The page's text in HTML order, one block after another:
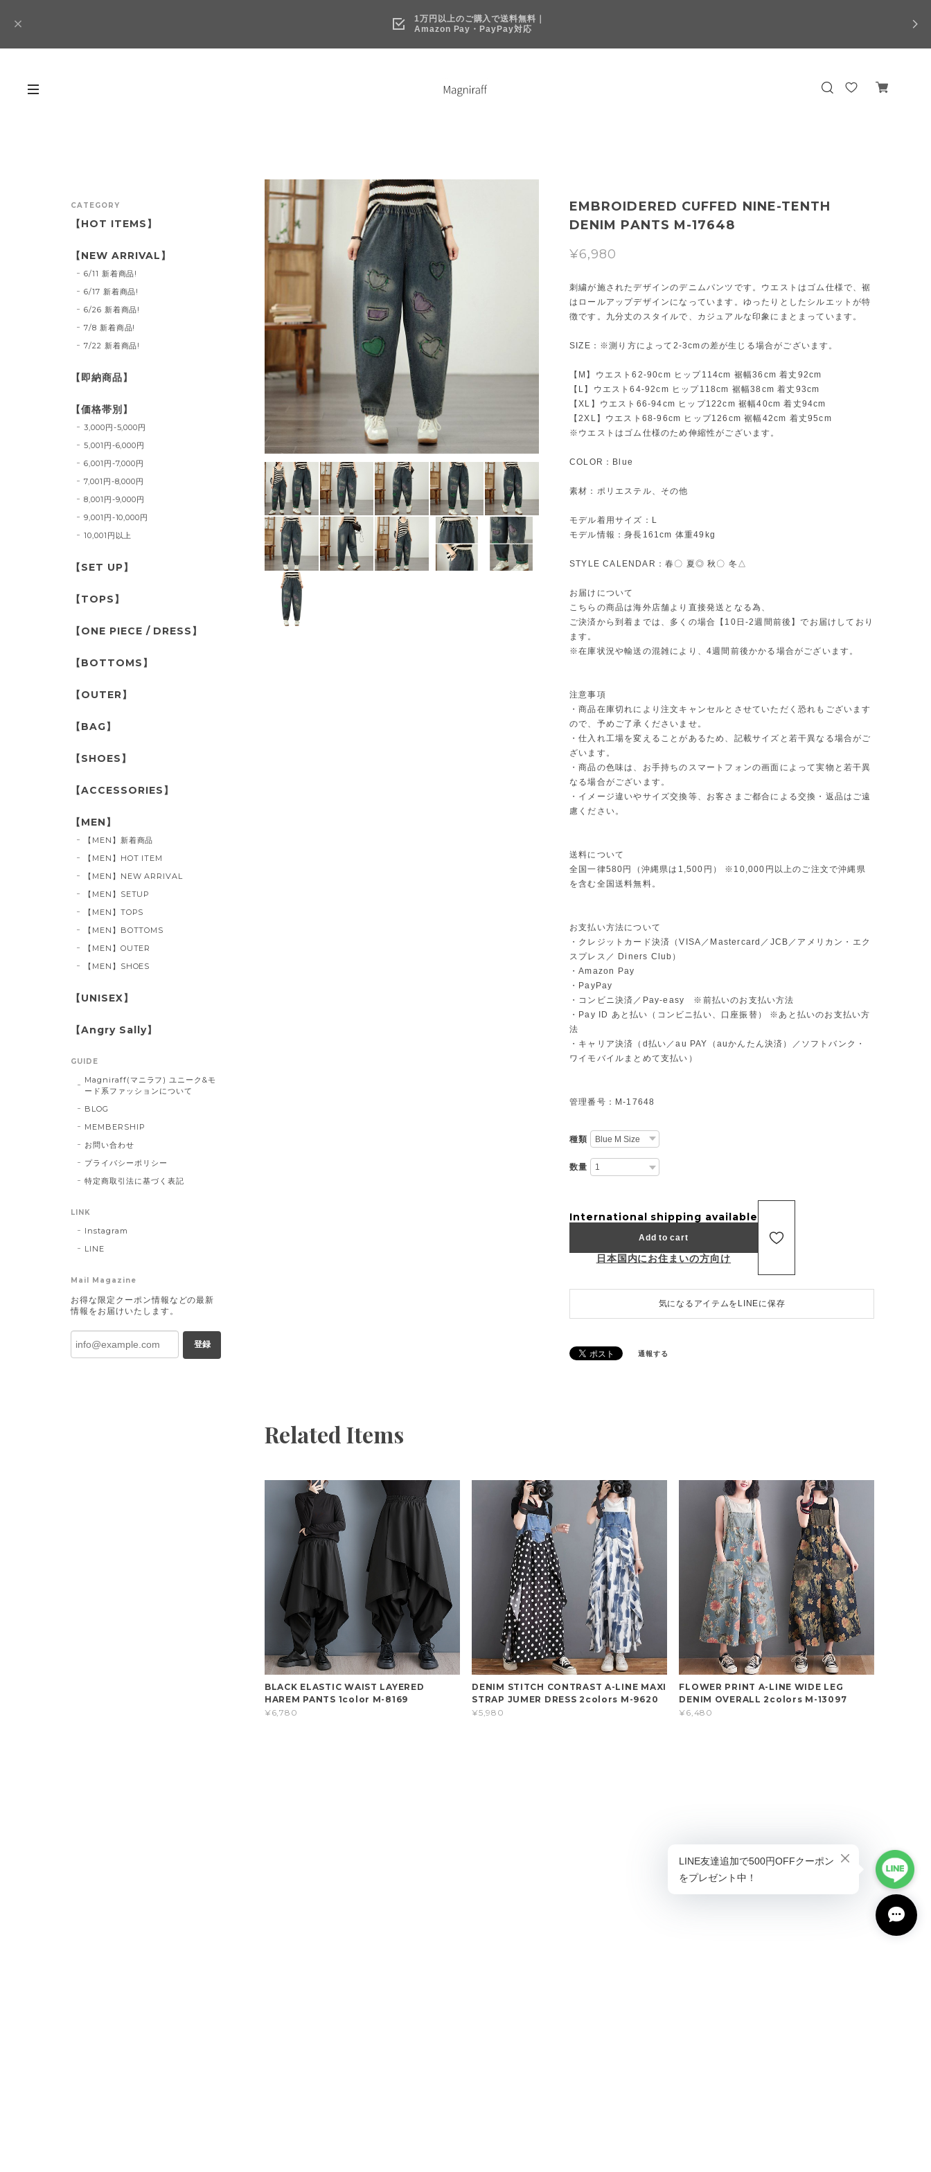
1万円以上のご購入で送料無料｜
Amazon Pay・PayPay対応
EMBROIDERED CUFFED NINE-TENTH
DENIM PANTS M-17648
¥6,980
刺繍が施されたデザインのデニムパンツです。ウエストはゴム仕様で、裾
はロールアップデザインになっています。ゆったりとしたシルエットが特
徴です。九分丈のスタイルで、カジュアルな印象にまとまっています。
SIZE：※測り方によって2-3cmの差が生じる場合がございます。
【M】ウエスト62-90cm ヒップ114cm 裾幅36cm 着丈92cm
【L】ウエスト64-92cm ヒップ118cm 裾幅38cm 着丈93cm
【XL】ウエスト66-94cm ヒップ122cm 裾幅40cm 着丈94cm
【2XL】ウエスト68-96cm ヒップ126cm 裾幅42cm 着丈95cm
※ウエストはゴム仕様のため伸縮性がございます。
COLOR：Blue
素材：ポリエステル、その他
モデル着用サイズ：L
モデル情報：身長161cm 体重49kg
STYLE CALENDAR：春〇 夏◎ 秋〇 冬△
お届けについて
こちらの商品は海外店舗より直接発送となる為、
ご決済から到着までは、多くの場合【10日-2週間前後】でお届けしており
ます。
※在庫状況や輸送の混雑により、4週間前後かかる場合がございます。
注意事項
・商品在庫切れにより注文キャンセルとさせていただく恐れもございます
ので、予めご了承くださいませ。
・仕入れ工場を変えることがあるため、記載サイズと若干異なる場合がご
ざいます。
・商品の色味は、お手持ちのスマートフォンの画面によって実物と若干異
なる場合がございます。
・イメージ違いやサイズ交換等、お客さまご都合による交換・返品はご遠
慮ください。
送料について
全国一律580円（沖縄県は1,500円） ※10,000円以上のご注文で沖縄県
を含む全国送料無料。
お支払い方法について
・クレジットカード決済（VISA／Mastercard／JCB／アメリカン・エク
スプレス／ Diners Club）
・Amazon Pay
・PayPay
・コンビニ決済／Pay-easy ※前払いのお支払い方法
・Pay ID あと払い（コンビニ払い、口座振替） ※あと払いのお支払い方
法
・キャリア決済（d払い／au PAY（auかんたん決済）／ソフトバンク・
ワイモバイルまとめて支払い）
管理番号：M-17648
種類
数量
International shipping available
Add to cart
日本国内にお住まいの方向け
気になるアイテムをLINEに保存
通報する
Related Items
BLACK ELASTIC WAIST LAYERED
HAREM PANTS 1color M-8169
¥6,780
DENIM STITCH CONTRAST A-LINE MAXI
STRAP JUMER DRESS 2colors M-9620
¥5,980
FLOWER PRINT A-LINE WIDE LEG
DENIM OVERALL 2colors M-13097
¥6,480
CATEGORY
【HOT ITEMS】
【NEW ARRIVAL】
6/11 新着商品!
6/17 新着商品!
6/26 新着商品!
7/8 新着商品!
7/22 新着商品!
【即納商品】
【価格帯別】
3,000円-5,000円
5,001円-6,000円
6,001円-7,000円
7,001円-8,000円
8,001円-9,000円
9,001円-10,000円
10,001円以上
【SET UP】
【TOPS】
【ONE PIECE / DRESS】
【BOTTOMS】
【OUTER】
【BAG】
【SHOES】
【ACCESSORIES】
【MEN】
【MEN】新着商品
【MEN】HOT ITEM
【MEN】NEW ARRIVAL
【MEN】SETUP
【MEN】TOPS
【MEN】BOTTOMS
【MEN】OUTER
【MEN】SHOES
【UNISEX】
【Angry Sally】
GUIDE
Magniraff(マニラフ) ユニーク&モ
ード系ファッションについて
BLOG
MEMBERSHIP
お問い合わせ
プライバシーポリシー
特定商取引法に基づく表記
LINK
Instagram
LINE
Mail Magazine
お得な限定クーポン情報などの最新
情報をお届けいたします。
登録